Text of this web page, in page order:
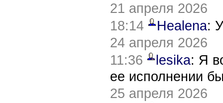
21 апреля 2026
18:14
Healena:
24 апреля 2026
11:36
lesika: Я
ее исполнении
25 апреля 2026